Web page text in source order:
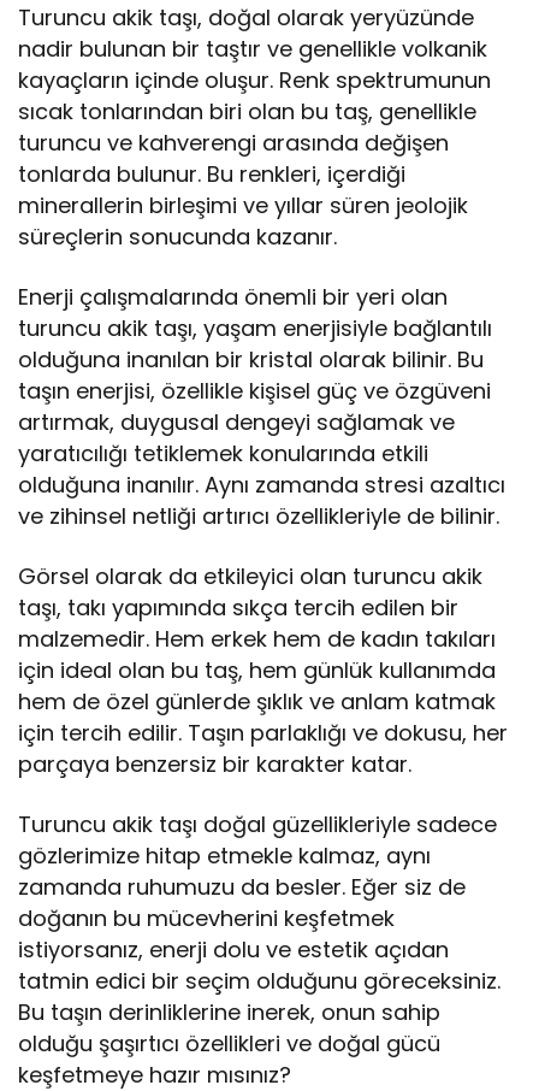
Turuncu akik taşı, doğal olarak yeryüzünde
nadir bulunan bir taştır ve genellikle volkanik
kayaçların içinde oluşur. Renk spektrumunun
sıcak tonlarından biri olan bu taş, genellikle
turuncu ve kahverengi arasında değişen
tonlarda bulunur. Bu renkleri, içerdiği
minerallerin birleşimi ve yıllar süren jeolojik
süreçlerin sonucunda kazanır.
Enerji çalışmalarında önemli bir yeri olan
turuncu akik taşı, yaşam enerjisiyle bağlantılı
olduğuna inanılan bir kristal olarak bilinir. Bu
taşın enerjisi, özellikle kişisel güç ve özgüveni
artırmak, duygusal dengeyi sağlamak ve
yaratıcılığı tetiklemek konularında etkili
olduğuna inanılır. Aynı zamanda stresi azaltıcı
ve zihinsel netliği artırıcı özellikleriyle de bilinir.
Görsel olarak da etkileyici olan turuncu akik
taşı, takı yapımında sıkça tercih edilen bir
malzemedir. Hem erkek hem de kadın takıları
için ideal olan bu taş, hem günlük kullanımda
hem de özel günlerde şıklık ve anlam katmak
için tercih edilir. Taşın parlaklığı ve dokusu, her
parçaya benzersiz bir karakter katar.
Turuncu akik taşı doğal güzellikleriyle sadece
gözlerimize hitap etmekle kalmaz, aynı
zamanda ruhumuzu da besler. Eğer siz de
doğanın bu mücevherini keşfetmek
istiyorsanız, enerji dolu ve estetik açıdan
tatmin edici bir seçim olduğunu göreceksiniz.
Bu taşın derinliklerine inerek, onun sahip
olduğu şaşırtıcı özellikleri ve doğal gücü
keşfetmeye hazır mısınız?